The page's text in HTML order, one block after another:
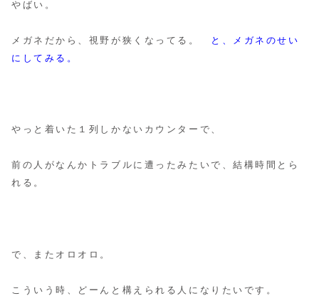
やばい。
メガネだから、視野が狭くなってる。
と、メガネのせい
にしてみる。
やっと着いた１列しかないカウンターで、
前の人がなんかトラブルに遭ったみたいで、結構時間とら
れる。
で、またオロオロ。
こういう時、どーんと構えられる人になりたいです。